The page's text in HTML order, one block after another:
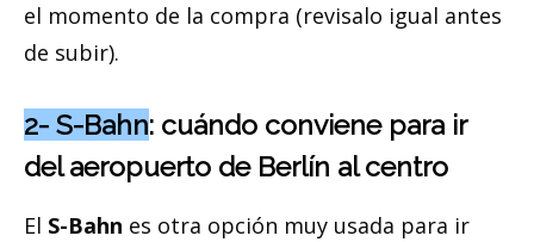
el momento de la compra (revisalo igual antes
de subir).
2- S-Bahn: cuándo conviene para ir
del aeropuerto de Berlín al centro
El S-Bahn es otra opción muy usada para ir